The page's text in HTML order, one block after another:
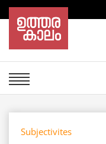
Subjectivites